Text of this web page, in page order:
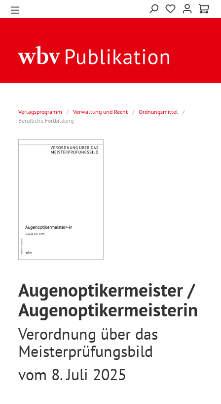
Verlagsprogramm / Verwaltung und Recht / Ordnungsmittel /
Berufliche Fortbildung
Augenoptikermeister /
Augenoptikermeisterin
Verordnung über das
Meisterprüfungsbild
vom 8. Juli 2025